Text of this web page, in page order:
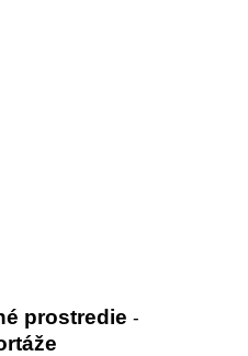
prostredie -